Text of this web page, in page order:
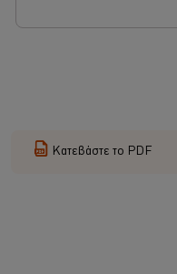
Κατεβάστε το PDF